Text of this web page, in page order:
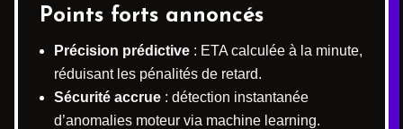
Points forts annoncés
Précision prédictive : ETA calculée à la minute,
réduisant les pénalités de retard.
Sécurité accrue : détection instantanée
d’anomalies moteur via machine learning.